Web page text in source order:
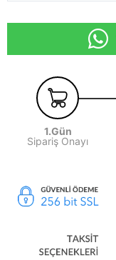
1.Gün
Sipariş Onayı